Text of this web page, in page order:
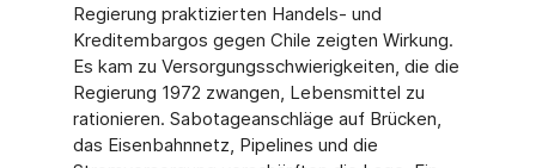
Regierung praktizierten Handels- und
Kreditembargos gegen Chile zeigten Wirkung.
Es kam zu Versorgungsschwierigkeiten, die die
Regierung 1972 zwangen, Lebensmittel zu
rationieren. Sabotageanschläge auf Brücken,
das Eisenbahnnetz, Pipelines und die